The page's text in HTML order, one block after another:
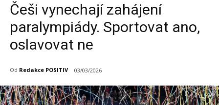
Češi vynechají zahájení
paralympiády. Sportovat ano,
oslavovat ne
Od Redakce POSITIV 03/03/2026